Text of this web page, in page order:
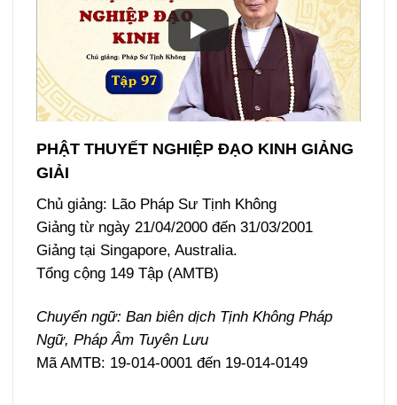
PHẬT THUYẾT NGHIỆP ĐẠO KINH GIẢNG
GIẢI
Chủ giảng: Lão Pháp Sư Tịnh Không
Giảng từ ngày 21/04/2000 đến 31/03/2001
Giảng tại Singapore, Australia.
Tổng cộng 149 Tập (AMTB)
Chuyển ngữ: Ban biên dịch Tịnh Không Pháp
Ngữ, Pháp Âm Tuyên Lưu
Mã AMTB: 19-014-0001 đến 19-014-0149